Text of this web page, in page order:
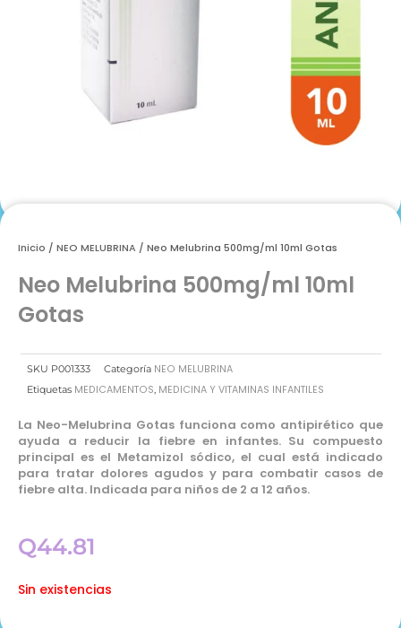
Inicio / NEO MELUBRINA / Neo Melubrina 500mg/ml 10ml Gotas
Neo Melubrina 500mg/ml 10ml
Gotas
SKU P001333 Categoría NEO MELUBRINA
Etiquetas MEDICAMENTOS, MEDICINA Y VITAMINAS INFANTILES
La Neo-Melubrina Gotas funciona como antipirético que
ayuda a reducir la fiebre en infantes. Su compuesto
principal es el Metamizol sódico, el cual está indicado
para tratar dolores agudos y para combatir casos de
fiebre alta. Indicada para niños de 2 a 12 años.
Q44.81
Sin existencias